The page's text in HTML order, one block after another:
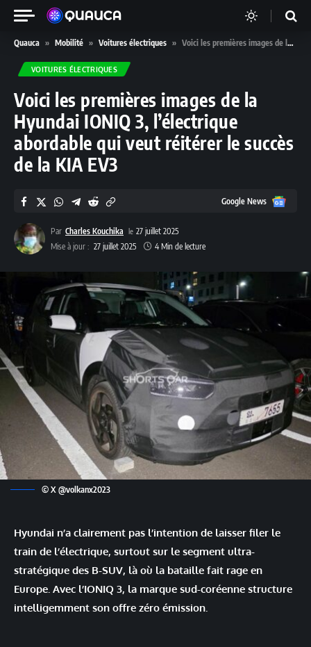
Quauca » Mobilité » Voitures électriques » Voici les premières images de la Hyundai IONIQ 3, l’électrique abordable qui veut réitérer le succès de la KIA EV3
VOITURES ÉLECTRIQUES
Voici les premières images de la
Hyundai IONIQ 3, l’électrique
abordable qui veut réitérer le succès
de la KIA EV3
Par Charles Kouchika
27 juillet 2025
Mise à jour : 27 juillet 2025 4 Min de lecture
Google News Google
© X @volkanx2023
Hyundai n’a clairement pas l’intention de laisser filer le
train de l’électrique, surtout sur le segment ultra-
stratégique des B-SUV, là où la bataille fait rage en
Europe. Avec l’IONIQ 3, la marque sud-coréenne structure
intelligemment son offre zéro émission.